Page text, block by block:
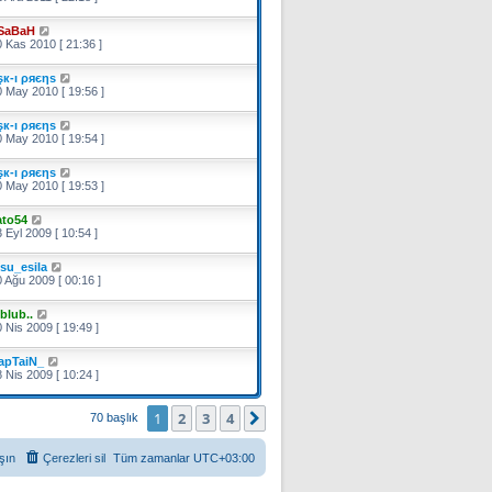
Kas 2010 [ 21:36 ]
ı ρяєηѕ
May 2010 [ 19:56 ]
ı ρяєηѕ
May 2010 [ 19:54 ]
ı ρяєηѕ
May 2010 [ 19:53 ]
Eyl 2009 [ 10:54 ]
Ağu 2009 [ 00:16 ]
Nis 2009 [ 19:49 ]
Nis 2009 [ 10:24 ]
70 başlık 1 2 3 4
Tüm zamanlar UTC+03:00
Çerezleri sil